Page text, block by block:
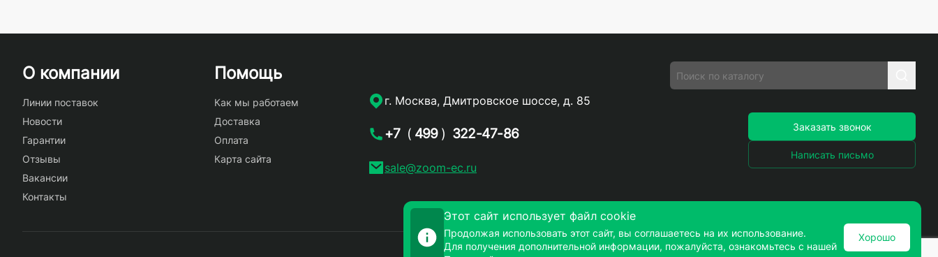
О компании
Линии поставок
Новости
Гарантии
Отзывы
Вакансии
Контакты
Помощь
Как мы работаем
Доставка
Оплата
Карта сайта
г. Москва, Дмитровское шоссе, д. 85
+7 ( 499 ) 322-47-86
sale@zoom-ec.ru
Заказать звонок
Написать письмо
Этот сайт использует файл cookie
Продолжая использовать этот сайт, вы соглашаетесь на их использование.
Для получения дополнительной информации, пожалуйста, ознакомьтесь с нашей
Хорошо